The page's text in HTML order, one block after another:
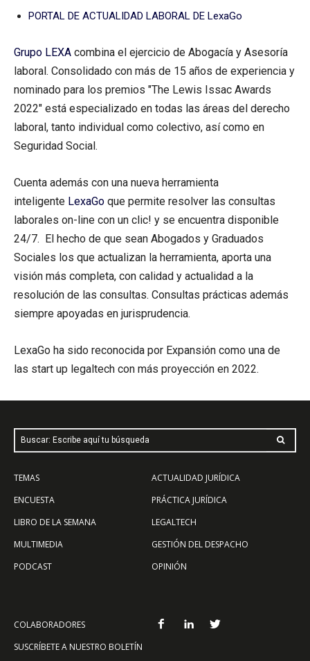
PORTAL DE ACTUALIDAD LABORAL DE LexaGo
Grupo LEXA combina el ejercicio de Abogacía y Asesoría
laboral. Consolidado con más de 15 años de experiencia y
nominado para los premios "The Lewis Issac Awards
2022" está especializado en todas las áreas del derecho
laboral, tanto individual como colectivo, así como en
Seguridad Social.
Cuenta además con una nueva herramienta
inteligente LexaGo que permite resolver las consultas
laborales on-line con un clic! y se encuentra disponible
24/7. El hecho de que sean Abogados y Graduados
Sociales los que actualizan la herramienta, aporta una
visión más completa, con calidad y actualidad a la
resolución de las consultas. Consultas prácticas además
siempre apoyadas en jurisprudencia.
LexaGo ha sido reconocida por Expansión como una de
las start up legaltech con más proyección en 2022.
Buscar: Escribe aquí tu búsqueda
TEMAS
ENCUESTA
LIBRO DE LA SEMANA
MULTIMEDIA
PODCAST
ACTUALIDAD JURÍDICA
PRÁCTICA JURÍDICA
LEGALTECH
GESTIÓN DEL DESPACHO
OPINIÓN
COLABORADORES
SUSCRÍBETE A NUESTRO BOLETÍN